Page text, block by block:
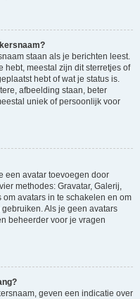
staan als je berichten leest.
hebt, meestal zijn dit sterretjes of
hebt of wat je status is.
afbeelding staan, beter
uniek of persoonlijk voor
een avatar toevoegen door
methodes: Gravatar, Galerij,
avatars in te schakelen en om
Als je geen avatars
beheerder voor je vragen
geven een indicatie over